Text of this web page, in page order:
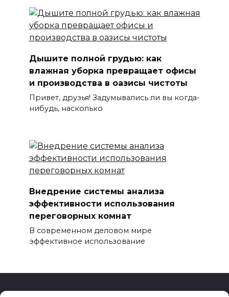
Дышите полной грудью: как
влажная уборка превращает офисы
и производства в оазисы чистоты
Привет, друзья! Задумывались ли вы когда-
нибудь, насколько
Внедрение системы анализа
эффективности использования
переговорных комнат
В современном деловом мире
эффективное использование